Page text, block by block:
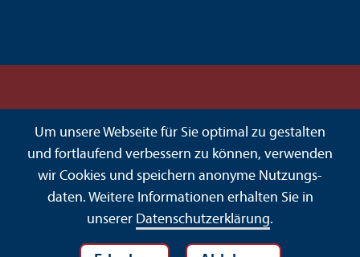
Um unsere Webseite für Sie optimal zu gestalten
und fortlaufend verbessern zu können, verwenden
wir Cookies und speichern anonyme Nutzungs­
daten. Weitere Informationen erhalten Sie in
unserer Datenschutz­erklärung.